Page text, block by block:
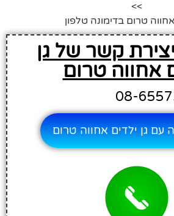
>>
טרום בדימונה טלפון
קשר של גן
אחווה טרום
גן ילדים אחווה טרום